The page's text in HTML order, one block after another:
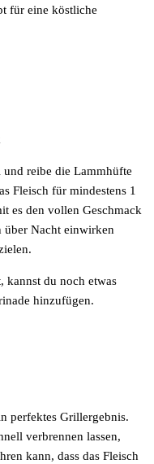
für eine köstliche
und reibe die Lammhüfte
Fleisch für mindestens 1
es den vollen Geschmack
über Nacht einwirken
kannst du noch etwas
hinzufügen.
perfektes Grillergebnis.
verbrennen lassen,
kann, dass das Fleisch